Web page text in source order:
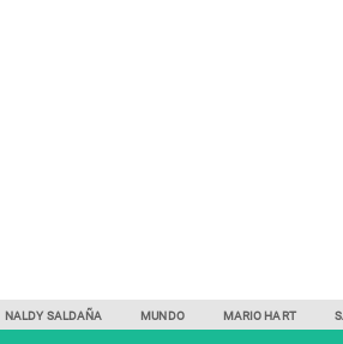
NALDY SALDAÑA MUNDO MARIO HART